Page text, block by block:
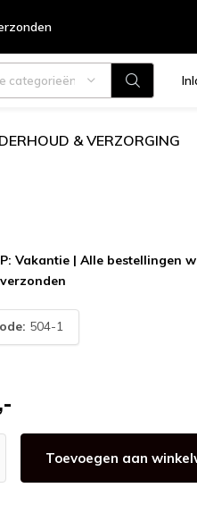
categorieën
& VERZORGING
Vakantie | Alle bestellingen
504-1
Toevoegen aan